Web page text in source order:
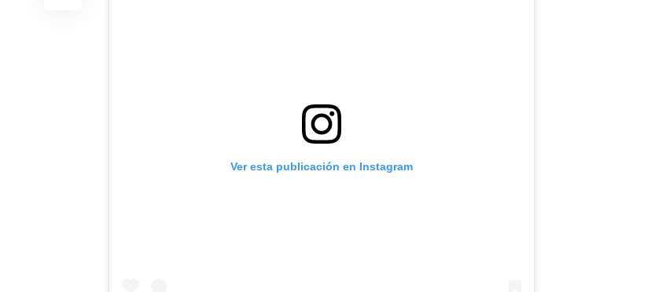
Ver esta publicación en Instagram